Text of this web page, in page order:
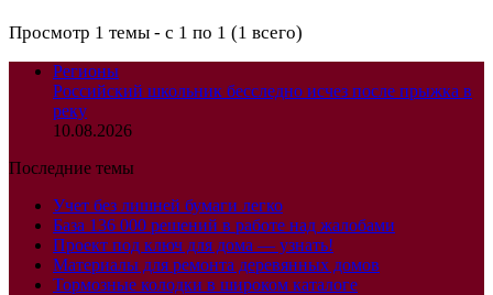
Просмотр 1 темы - с 1 по 1 (1 всего)
Регионы
Российский школьник бесследно исчез после прыжка в
реку
10.08.2026
Последние темы
Учет без лишней бумаги легко
База 136 000 решений в работе над жалобами
Проект под ключ для дома — узнать!
Материалы для ремонта деревянных домов
Тормозные колодки в широком каталоге